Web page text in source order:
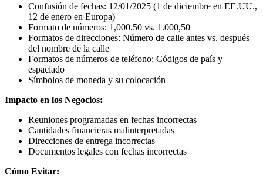
Confusión de fechas: 12/01/2025 (1 de diciembre en EE.UU.,
12 de enero en Europa)
Formato de números: 1,000.50 vs. 1.000,50
Formatos de direcciones: Número de calle antes vs. después
del nombre de la calle
Formatos de números de teléfono: Códigos de país y
espaciado
Símbolos de moneda y su colocación
Impacto en los Negocios:
Reuniones programadas en fechas incorrectas
Cantidades financieras malinterpretadas
Direcciones de entrega incorrectas
Documentos legales con fechas incorrectas
Cómo Evitar: